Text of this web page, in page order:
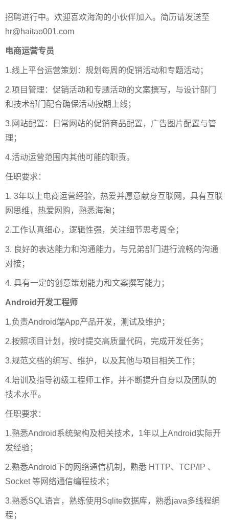
招聘进行中。欢迎喜欢海淘的小伙伴加入。简历请发送至
hr@haitao001.com
电商运营专员
1.线上平台运营策划：规划每周的促销活动和专题活动；
2.项目管理：促销活动和专题活动的文案撰写，与设计部门
和技术部门配合确保活动按期上线；
3.网站配置：日常网站的促销商品配置，广告图片配置与管
理；
4.活动运营范围内其他可能的职责。
任职要求：
1. 3年以上电商运营经验，热爱并愿意献身互联网，具有互联
网思维，热爱网购，熟悉海淘；
2.工作认真细心，逻辑性强，关注细节思考周全；
3. 良好的表达能力和沟通能力，与兄弟部门进行流畅的沟通
对接；
4. 具有一定的创意策划能力和文案撰写能力；
Android开发工程师
1.负责Android端App产品开发，测试及维护；
2.按照项目计划，按时提交高质量代码，完成开发任务；
3.规范文档的编写、维护，以及其他与项目相关工作；
4.培训及指导初级工程师工作，并不断提升自身以及团队的
技术水平。
任职要求：
1.熟悉Android系统架构及相关技术，1年以上Android实际开
发经验；
2.熟悉Android下的网络通信机制，熟悉 HTTP、TCP/IP 、
Socket 等网络通信编程技术；
3.熟悉SQL语言，熟练使用Sqlite数据库，熟悉java多线程编
程；